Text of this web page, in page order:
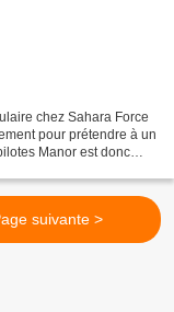
chez Sahara Force
pour prétendre à un
Manor est donc
suivante >